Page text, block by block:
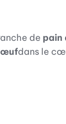
de pain
dans le